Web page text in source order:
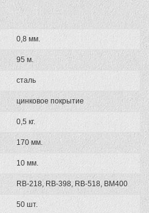
0,8 мм.
95 м.
сталь
цинковое покрытие
0,5 кг.
170 мм.
10 мм.
RB-218, RB-398, RB-518, BM400
50 шт.